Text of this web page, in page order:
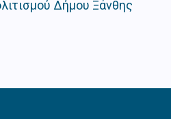
Δήμου Ξάνθης